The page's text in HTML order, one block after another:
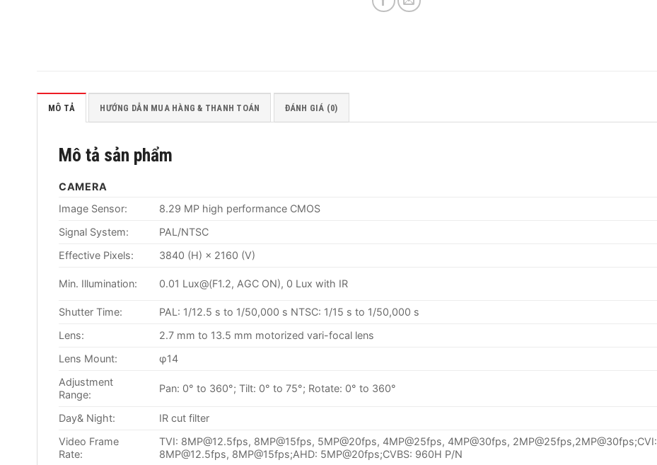
MÔ TẢ HƯỚNG DẪN MUA HÀNG & THANH TOÁN ĐÁNH GIÁ (0)
Mô tả sản phẩm
CAMERA
Image Sensor:
8.29 MP high performance CMOS
Signal System:
PAL/NTSC
Effective Pixels:
3840 (H) × 2160 (V)
Min. Illumination: 0.01 Lux@(F1.2, AGC ON), 0 Lux with IR
Shutter Time:
PAL: 1/12.5 s to 1/50,000 s NTSC: 1/15 s to 1/50,000 s
Lens:
2.7 mm to 13.5 mm motorized vari-focal lens
Lens Mount:
φ14
Adjustment
Range:
Pan: 0° to 360°; Tilt: 0° to 75°; Rotate: 0° to 360°
Day& Night:
IR cut filter
Video Frame
Rate:
TVI: 8MP@12.5fps, 8MP@15fps, 5MP@20fps, 4MP@25fps, 4MP@30fps, 2MP@25fps,2MP@30fps;CVI:
8MP@12.5fps, 8MP@15fps;AHD: 5MP@20fps;CVBS: 960H P/N